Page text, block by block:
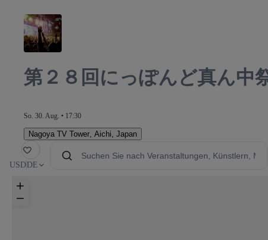
第２８回にっぽんど真ん中
So. 30. Aug. • 17:30
Nagoya TV Tower Aichi, Japan
USD DE